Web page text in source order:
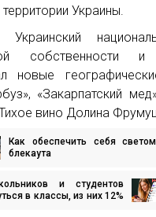
Украины.
собственности и
новые
«Закарпатский
вино Долина
Как обеспечить себя
блекаута
и студентов
в классы, из них 12%